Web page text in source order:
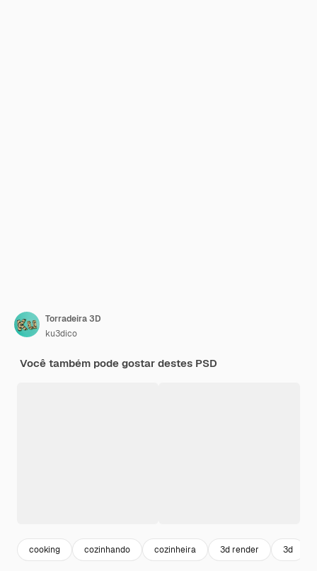
Torradeira 3D
ku3dico
Você também pode gostar destes PSD
cooking cozinhando cozinheira 3d render 3d